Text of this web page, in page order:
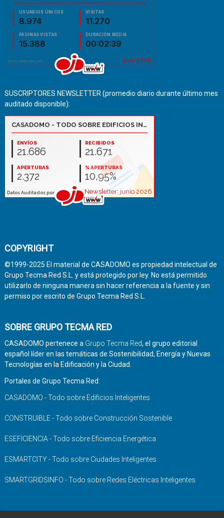
SUSCRIPTORES NEWSLETTER (promedio diario durante último mes
auditado disponible):
COPYRIGHT
©1999-2025 El material de CASADOMO es propiedad intelectual de
Grupo Tecma Red S.L. y está protegido por ley. No está permitido
utilizarlo de ninguna manera sin hacer referencia a la fuente y sin
permiso por escrito de Grupo Tecma Red S.L.
SOBRE GRUPO TECMA RED
CASADOMO pertenece a Grupo Tecma Red, el grupo editorial
español líder en las temáticas de Sostenibilidad, Energía y Nuevas
Tecnologías en la Edificación y la Ciudad.
Portales de Grupo Tecma Red:
CASADOMO - Todo sobre Edificios Inteligentes
CONSTRUIBLE - Todo sobre Construcción Sostenible
ESEFICIENCIA - Todo sobre Eficiencia Energética
ESMARTCITY - Todo sobre Ciudades Inteligentes
SMARTGRIDSINFO - Todo sobre Redes Eléctricas Inteligentes